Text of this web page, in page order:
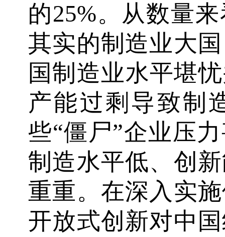
的25%。从数量
其实的制造业大
国制造业水平堪
产能过剩导致制
些“僵尸”企业压
制造水平低、创
重重。在深入实
开放式创新对中